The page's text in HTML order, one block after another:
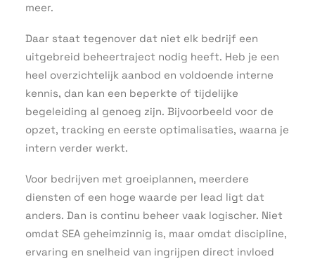
meer.
Daar staat tegenover dat niet elk bedrijf een
uitgebreid beheertraject nodig heeft. Heb je een
heel overzichtelijk aanbod en voldoende interne
kennis, dan kan een beperkte of tijdelijke
begeleiding al genoeg zijn. Bijvoorbeeld voor de
opzet, tracking en eerste optimalisaties, waarna je
intern verder werkt.
Voor bedrijven met groeiplannen, meerdere
diensten of een hoge waarde per lead ligt dat
anders. Dan is continu beheer vaak logischer. Niet
omdat SEA geheimzinnig is, maar omdat discipline,
ervaring en snelheid van ingrijpen direct invloed